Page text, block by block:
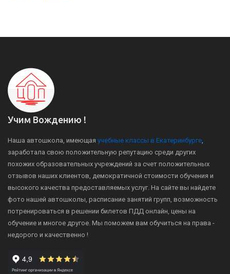
Учим Вождению !
Наша автошкола, имеющая учебные классы в Екатеринбурге,
заработала свою положительную репутацию среди других
похожих образовательных учреждений за счет положительных
отзывов наших клиентов, демократичной стоимости обучения и
высокого качества предоставляемых услуг. На сайте вы найдете
фото нашей автошколы, расписание занятий групп, возможность
потренироваться в решении билетов ПДД онлайн, цены на
обучение и многое другое. Мы поможем вам обучиться на права -
недорого и качественно !